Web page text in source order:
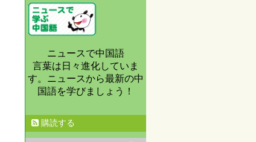
ニュースで中国語
言葉は日々進化していま
す。ニュースから最新の中
国語を学びましょう！
購読する